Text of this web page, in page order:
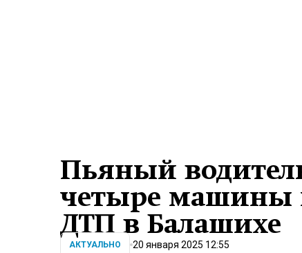
Пьяный
четыре машины
ДТП в Балашихе
АКТУАЛЬНО 20 января 2025 12:55